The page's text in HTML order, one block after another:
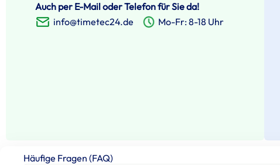
Auch per E-Mail oder Telefon für Sie da!
info@timetec24.de
Mo-Fr: 8-18 Uhr
Häufige Fragen (FAQ)